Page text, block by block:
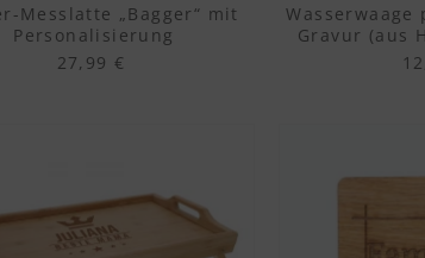
Messlatte „Bagger“ mit
Personalisierung
27,99 €
Gravur (aus